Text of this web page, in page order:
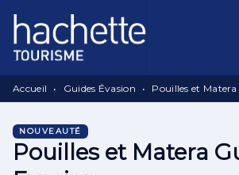
Menu Recherche
Pied De Page
Accueil • Guides Évasion • Pouilles et
NOUVEAUTÉ
Pouilles et Matera